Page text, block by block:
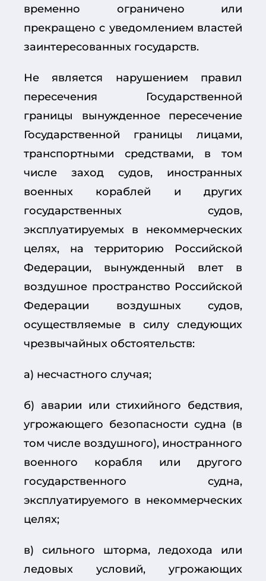
временно ограничено или
прекращено с уведомлением властей
заинтересованных государств.
Не является нарушением правил
пересечения Государственной
границы вынужденное пересечение
Государственной границы лицами,
транспортными средствами, в том
числе заход судов, иностранных
военных кораблей и других
государственных судов,
эксплуатируемых в некоммерческих
целях, на территорию Российской
Федерации, вынужденный влет в
воздушное пространство Российской
Федерации воздушных судов,
осуществляемые в силу следующих
чрезвычайных обстоятельств:
а) несчастного случая;
б) аварии или стихийного бедствия,
угрожающего безопасности судна (в
том числе воздушного), иностранного
военного корабля или другого
государственного судна,
эксплуатируемого в некоммерческих
целях;
в) сильного шторма, ледохода или
ледовых условий, угрожающих